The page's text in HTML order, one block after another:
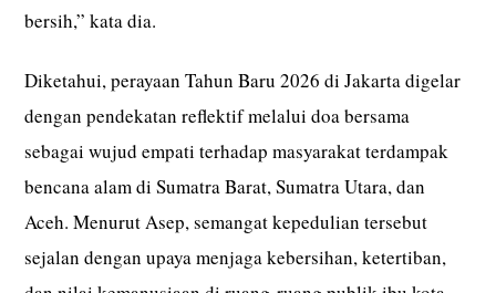
bersih,” kata dia.
Diketahui, perayaan Tahun Baru 2026 di Jakarta digelar
dengan pendekatan reflektif melalui doa bersama
sebagai wujud empati terhadap masyarakat terdampak
bencana alam di Sumatra Barat, Sumatra Utara, dan
Aceh. Menurut Asep, semangat kepedulian tersebut
sejalan dengan upaya menjaga kebersihan, ketertiban,